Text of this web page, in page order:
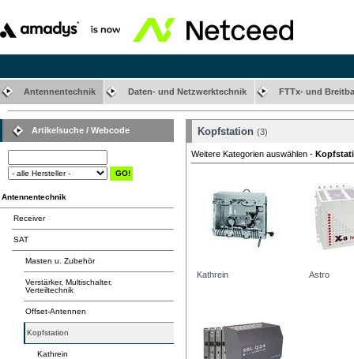
Antennentechnik Daten- und Netzwerktechnik FTTx- und
Artikelsuche / Webcode
Antennentechnik
Receiver
SAT
Masten u. Zubehör
Verstärker, Multischalter,
Verteiltechnik
Offset-Antennen
Kopfstation
Kathrein
Kopfstation (3)
Weitere Kategorien auswählen -
Kathrein Astro